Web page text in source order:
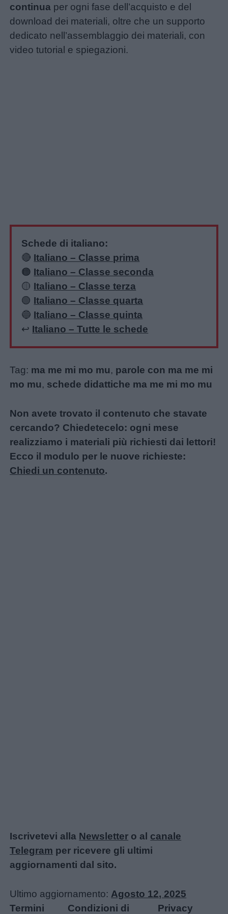
continua per ogni fase dell’acquisto e del
download dei materiali, oltre che un supporto
dedicato nell’assemblaggio dei materiali, con
video tutorial e spiegazioni.
Schede di italiano:
🔴 Italiano – Classe prima
🟠 Italiano – Classe seconda
🟡 Italiano – Classe terza
🟢 Italiano – Classe quarta
🔵 Italiano – Classe quinta
↩️ Italiano – Tutte le schede
Tag: ma me mi mo mu, parole con ma me mi
mo mu, schede didattiche ma me mi mo mu
Non avete trovato il contenuto che stavate
cercando? Chiedetecelo: ogni mese
realizziamo i materiali più richiesti dai lettori!
Ecco il modulo per le nuove richieste:
Chiedi un contenuto.
Iscrivetevi alla Newsletter o al canale
Telegram per ricevere gli ultimi
aggiornamenti dal sito.
Ultimo aggiornamento: Agosto 12, 2025
Termini
Condizioni di Privacy